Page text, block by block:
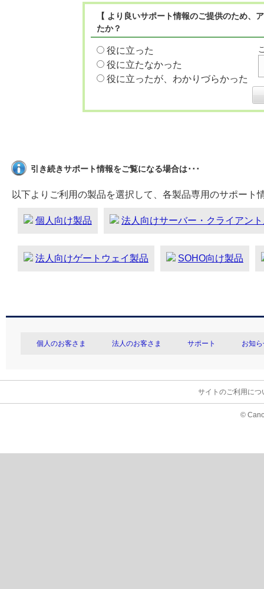
【 より良いサポート情報のご提供のため
たか？
役に立った
役に立たなかった
役に立ったが、わかりづらかった
引き続きサポート情報をご覧になる場合は･･･
以下よりご利用の製品を選択して、各製品専用のサポート
個人向け製品 法人向けサーバー・クライアン
法人向けゲートウェイ製品 SOHO向け製品
個人のお客さま 法人のお客さま サポート お知
サイトのご利用につ
©